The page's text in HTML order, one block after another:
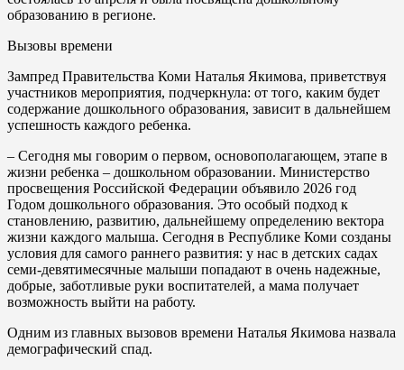
образованию в регионе.
Вызовы времени
Зампред Правительства Коми Наталья Якимова, приветствуя
участников мероприятия, подчеркнула: от того, каким будет
содержание дошкольного образования, зависит в дальнейшем
успешность каждого ребенка.
– Сегодня мы говорим о первом, основополагающем, этапе в
жизни ребенка – дошкольном образовании. Министерство
просвещения Российской Федерации объявило 2026 год
Годом дошкольного образования. Это особый подход к
становлению, развитию, дальнейшему определению вектора
жизни каждого малыша. Сегодня в Республике Коми созданы
условия для самого раннего развития: у нас в детских садах
семи-девятимесячные малыши попадают в очень надежные,
добрые, заботливые руки воспитателей, а мама получает
возможность выйти на работу.
Одним из главных вызовов времени Наталья Якимова назвала
демографический спад.